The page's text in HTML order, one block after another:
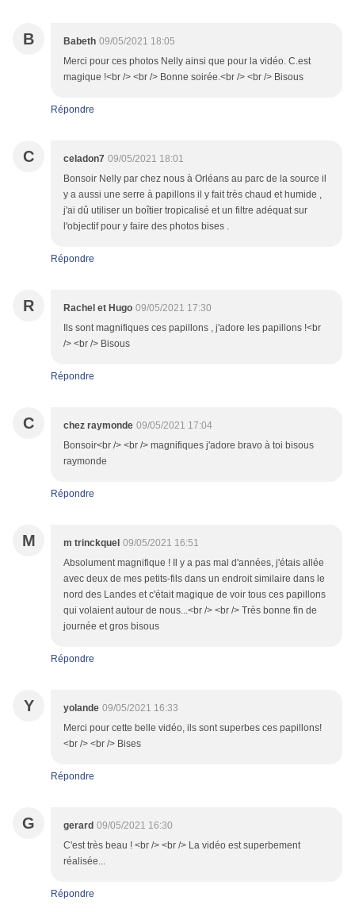
B Babeth 09/05/2021 18:05
Merci pour ces photos Nelly ainsi que pour la vidéo. C.est
magique !<br /> <br /> Bonne soirée.<br /> <br /> Bisous
Répondre
C celadon7 09/05/2021 18:01
Bonsoir Nelly par chez nous à Orléans au parc de la source il
y a aussi une serre à papillons il y fait très chaud et humide ,
j'ai dû utiliser un boîtier tropicalisé et un filtre adéquat sur
l'objectif pour y faire des photos bises .
Répondre
R Rachel et Hugo 09/05/2021 17:30
Ils sont magnifiques ces papillons , j'adore les papillons !<br
/> <br /> Bisous
Répondre
C chez raymonde 09/05/2021 17:04
Bonsoir<br /> <br /> magnifiques j'adore bravo à toi bisous
raymonde
Répondre
M m trinckquel 09/05/2021 16:51
Absolument magnifique ! Il y a pas mal d'années, j'étais allée
avec deux de mes petits-fils dans un endroit similaire dans le
nord des Landes et c'était magique de voir tous ces papillons
qui volaient autour de nous...<br /> <br /> Très bonne fin de
journée et gros bisous
Répondre
Y yolande 09/05/2021 16:33
Merci pour cette belle vidéo, ils sont superbes ces papillons!
<br /> <br /> Bises
Répondre
G gerard 09/05/2021 16:30
C'est très beau ! <br /> <br /> La vidéo est superbement
réalisée...
Répondre